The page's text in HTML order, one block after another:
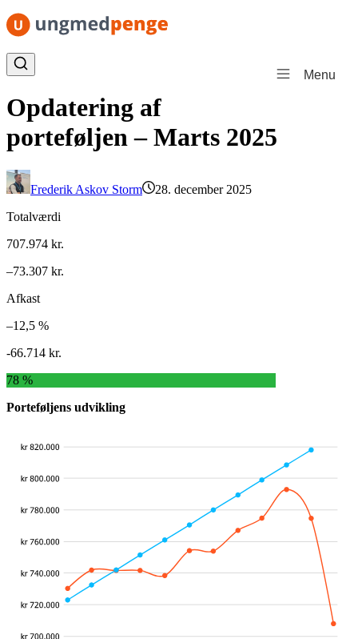
Spring til indhold
Menu
Opdatering af
porteføljen – Marts 2025
Frederik Askov Storm
28. december 2025
Totalværdi
707.974 kr.
–73.307 kr.
Afkast
–12,5 %
-66.714 kr.
78 %
Porteføljens udvikling